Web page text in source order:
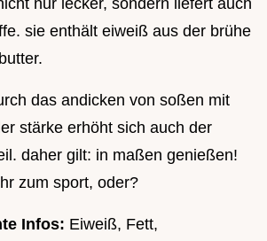
sie enthält eiweiß aus der brühe
das andicken von soßen mit
stärke erhöht sich auch der
daher gilt: in maßen genießen!
zum sport, oder?
Infos: Eiweiß, Fett,